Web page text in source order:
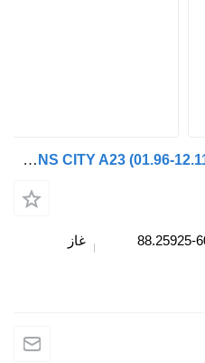
مصباح سقفي MAN LIONS CITY A23 (01.96-12.11) 88259256028 لـ الباصات MAN Lion's bus (1991-)
غاز